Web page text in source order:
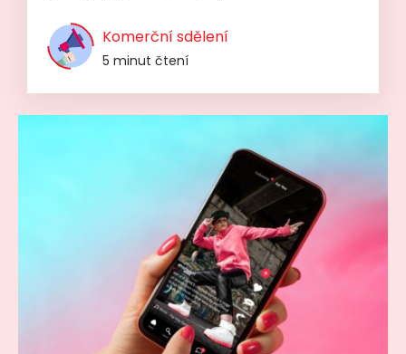
Komerční sdělení
5 minut čtení